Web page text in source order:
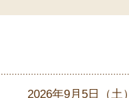
2026年9月5日（土）